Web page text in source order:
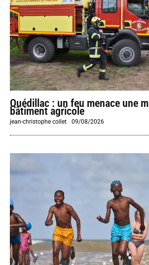
Quédillac : un feu menace une
bâtiment agricole
jean-christophe collet -09/08/2026